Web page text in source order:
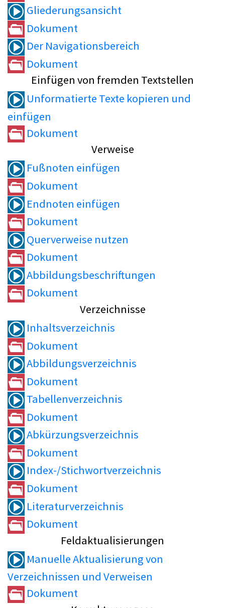
Gliederungsansicht
Dokument
Der Navigationsbereich
Dokument
Einfügen von fremden Textstellen
Unformatierte Texte kopieren und
einfügen
Dokument
Verweise
Fußnoten einfügen
Dokument
Endnoten einfügen
Dokument
Querverweise nutzen
Dokument
Abbildungsbeschriftungen
Dokument
Verzeichnisse
Inhaltsverzeichnis
Dokument
Abbildungsverzeichnis
Dokument
Tabellenverzeichnis
Dokument
Abkürzungsverzeichnis
Dokument
Index-/Stichwortverzeichnis
Dokument
Literaturverzeichnis
Dokument
Feldaktualisierungen
Manuelle Aktualisierung von
Verzeichnissen und Verweisen
Dokument